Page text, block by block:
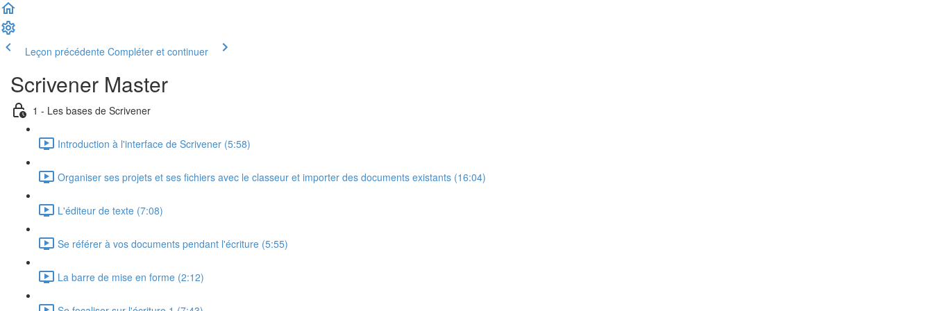
Leçon précédente Compléter et continuer
Scrivener Master
1 - Les bases de Scrivener
Introduction à l'interface de Scrivener (5:58)
Organiser ses projets et ses fichiers avec le classeur et importer des documents existants (16:04)
L'éditeur de texte (7:08)
Se référer à vos documents pendant l'écriture (5:55)
La barre de mise en forme (2:12)